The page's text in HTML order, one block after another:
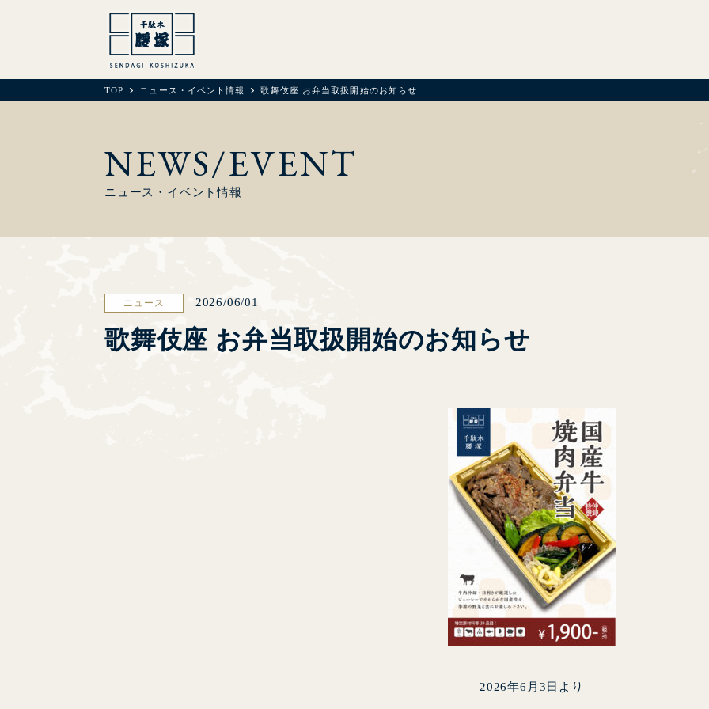
TOP ニュース・イベント情報 歌舞伎座 お弁当取扱開始のお知らせ
NEWS/EVENT
ニュース・イベント情報
ニュース 2026/06/01
歌舞伎座 お弁当取扱開始のお知らせ
2026年6月3日より